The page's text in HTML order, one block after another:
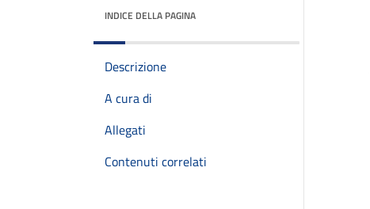
INDICE DELLA PAGINA
Descrizione
A cura di
Allegati
Contenuti correlati